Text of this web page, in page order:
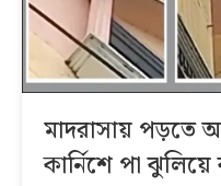
মাদরাসায় পড়তে
কার্নিশে পা